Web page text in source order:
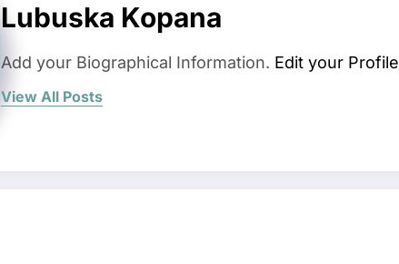
Lubuska Kopana
Add your Biographical Information. Edit your Profile
View All Posts